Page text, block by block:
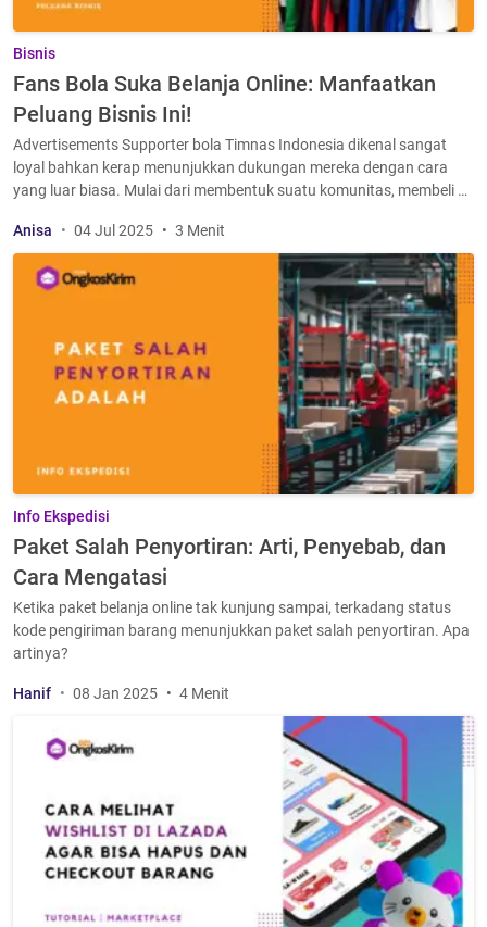
Bisnis
Fans Bola Suka Belanja Online: Manfaatkan
Peluang Bisnis Ini!
Advertisements Supporter bola Timnas Indonesia dikenal sangat
loyal bahkan kerap menunjukkan dukungan mereka dengan cara
yang luar biasa. Mulai dari membentuk suatu komunitas, membeli …
Anisa 04 Jul 2025 3 Menit
Info Ekspedisi
Paket Salah Penyortiran: Arti, Penyebab, dan
Cara Mengatasi
Ketika paket belanja online tak kunjung sampai, terkadang status
kode pengiriman barang menunjukkan paket salah penyortiran. Apa
artinya?
Hanif 08 Jan 2025 4 Menit